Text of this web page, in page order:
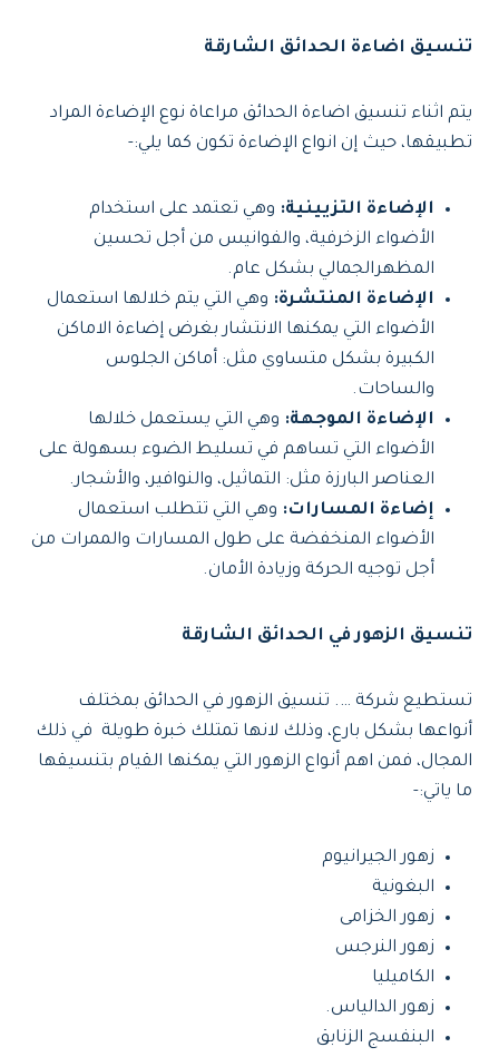
تنسيق اضاءة الحدائق الشارقة
يتم اثناء تنسيق اضاءة الحدائق مراعاة نوع الإضاءة المراد
تطبيقها، حيث إن انواع الإضاءة تكون كما يلي:-
الإضاءة التزيينية: وهي تعتمد على استخدام
الأضواء الزخرفية، والفوانيس من أجل تحسين
المظهرالجمالي بشكل عام.
الإضاءة المنتشرة: وهي التي يتم خلالها استعمال
الأضواء التي يمكنها الانتشار بغرض إضاءة الاماكن
الكبيرة بشكل متساوي مثل: أماكن الجلوس
والساحات.
الإضاءة الموجهة: وهي التي يستعمل خلالها
الأضواء التي تساهم في تسليط الضوء بسهولة على
العناصر البارزة مثل: التماثيل، والنوافير، والأشجار.
إضاءة المسارات: وهي التي تتطلب استعمال
الأضواء المنخفضة على طول المسارات والممرات من
أجل توجيه الحركة وزيادة الأمان.
تنسيق الزهور في الحدائق الشارقة
تستطيع شركة …. تنسيق الزهور في الحدائق بمختلف
أنواعها بشكل بارع، وذلك لانها تمتلك خبرة طويلة في ذلك
المجال، فمن اهم أنواع الزهور التي يمكنها القيام بتنسيقها
ما ياتي:-
زهور الجيرانيوم
البغونية
زهور الخزامى
زهور النرجس
الكاميليا
زهور الدالياس.
البنفسج الزنابق